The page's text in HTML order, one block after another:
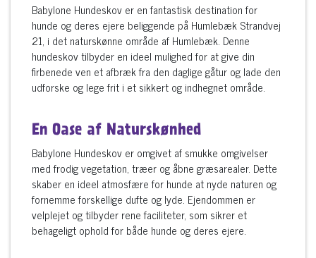
Babylone Hundeskov er en fantastisk destination for
hunde og deres ejere beliggende på Humlebæk Strandvej
21, i det naturskønne område af Humlebæk. Denne
hundeskov tilbyder en ideel mulighed for at give din
firbenede ven et afbræk fra den daglige gåtur og lade den
udforske og lege frit i et sikkert og indhegnet område.
En Oase af Naturskønhed
Babylone Hundeskov er omgivet af smukke omgivelser
med frodig vegetation, træer og åbne græsarealer. Dette
skaber en ideel atmosfære for hunde at nyde naturen og
fornemme forskellige dufte og lyde. Ejendommen er
velplejet og tilbyder rene faciliteter, som sikrer et
behageligt ophold for både hunde og deres ejere.